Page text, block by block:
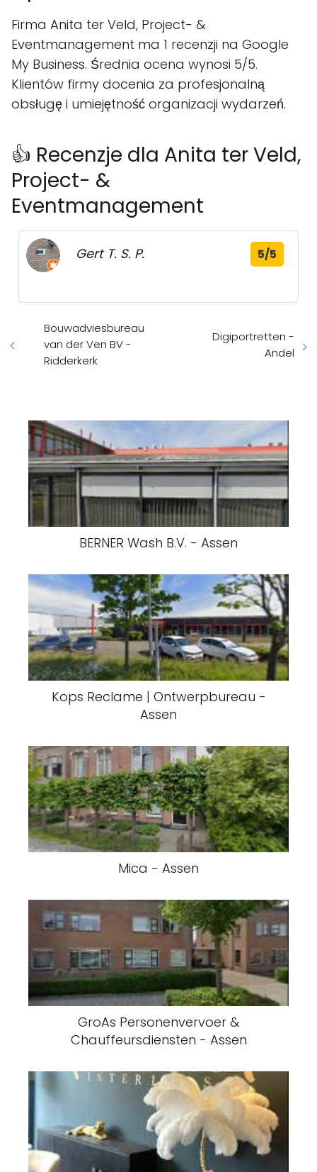
Firma Anita ter Veld, Project- &
Eventmanagement ma 1 recenzji na Google
My Business. Średnia ocena wynosi 5/5.
Klientów firmy docenia za profesjonalną
obsługę i umiejętność organizacji wydarzeń.
👍 Recenzje dla Anita ter Veld,
Project- &
Eventmanagement
Gert T. S. P. 5/5
Bouwadviesbureau
van der Ven BV -
Ridderkerk
Digiportretten -
Andel
BERNER Wash B.V. - Assen
Kops Reclame | Ontwerpbureau -
Assen
Mica - Assen
GroAs Personenvervoer &
Chauffeursdiensten - Assen